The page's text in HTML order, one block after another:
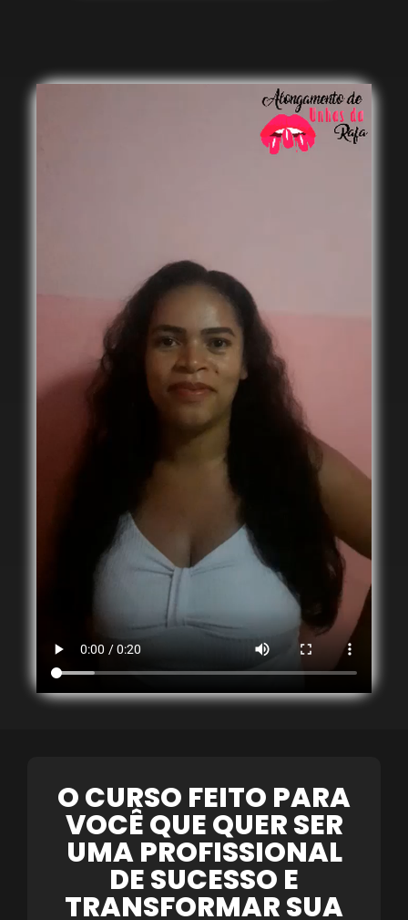
O CURSO FEITO PARA
VOCÊ QUE QUER SER
UMA PROFISSIONAL
DE SUCESSO E
TRANSFORMAR SUA